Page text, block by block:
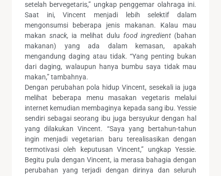
setelah bervegetaris,” ungkap penggemar olahraga ini.
Saat ini, Vincent menjadi lebih selektif dalam
mengonsumsi beberapa jenis makanan. Kalau mau
makan snack, ia melihat dulu food ingredient (bahan
makanan) yang ada dalam kemasan, apakah
mengandung daging atau tidak. “Yang penting bukan
dari daging, walaupun hanya bumbu saya tidak mau
makan,” tambahnya.
Dengan perubahan pola hidup Vincent, sesekali ia juga
melihat beberapa menu masakan vegetaris melalui
internet kemudian membaginya kepada sang ibu. Yessie
sendiri sebagai seorang ibu juga bersyukur dengan hal
yang dilakukan Vincent. “Saya yang bertahun-tahun
ingin menjadi vegetarian baru terealisasikan dengan
termotivasi oleh keputusan Vincent,” ungkap Yessie.
Begitu pula dengan Vincent, ia merasa bahagia dengan
perubahan yang terjadi dengan dirinya dan seluruh